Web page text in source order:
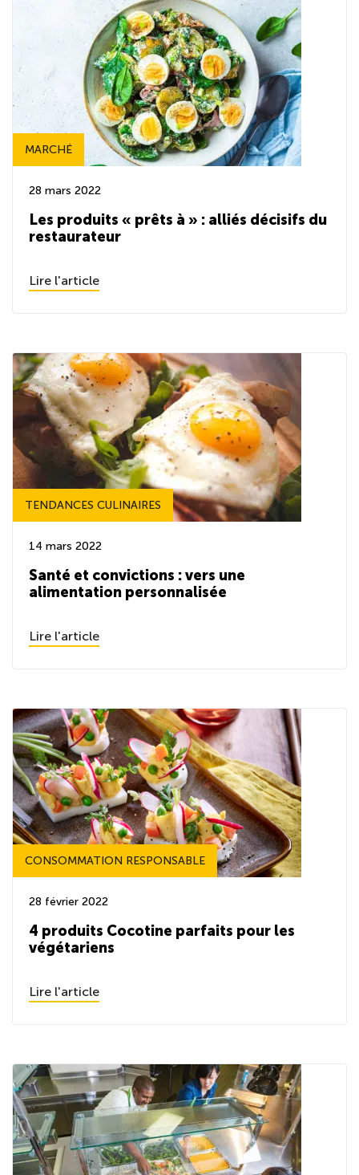
MARCHÉ
28 mars 2022
Les produits « prêts à » : alliés décisifs du
restaurateur
Lire l'article
TENDANCES CULINAIRES
14 mars 2022
Santé et convictions : vers une
alimentation personnalisée
Lire l'article
CONSOMMATION RESPONSABLE
28 février 2022
4 produits Cocotine parfaits pour les
végétariens
Lire l'article